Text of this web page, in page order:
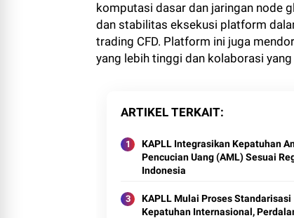
komputasi dasar dan jaringan node
dan stabilitas eksekusi platform
trading CFD. Platform ini juga
yang lebih tinggi dan kolaborasi
ARTIKEL TERKAIT
KAPLL Integrasikan Kepatuhan
Pencucian Uang (AML) Sesuai
Indonesia
KAPLL Mulai Proses Standarisasi
Kepatuhan Internasional,